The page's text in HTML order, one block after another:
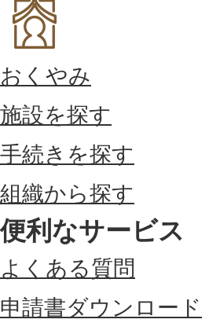
おくやみ
施設を探す
手続きを探す
組織から探す
便利なサービス
よくある質問
申請書ダウンロード